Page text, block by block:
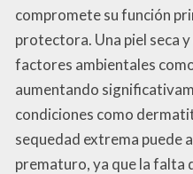
compromete su función
protectora. Una piel seca
factores ambientales
aumentando
condiciones como
sequedad extrema puede
prematuro, ya que la falta